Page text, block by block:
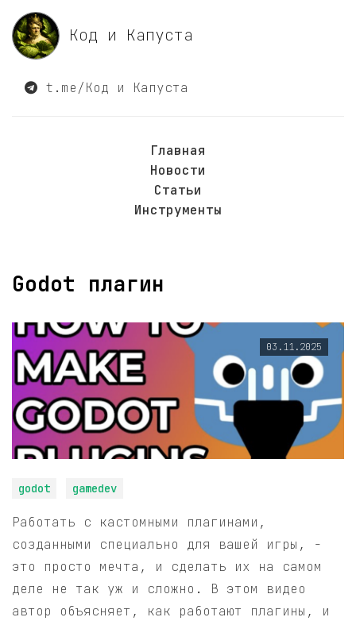
Код и Капуста
t.me/Код и Капуста
Главная
Новости
Статьи
Инструменты
Godot плагин
03.11.2025
godot gamedev
Работать с кастомными плагинами,
созданными специально для вашей игры, -
это просто мечта, и сделать их на самом
деле не так уж и сложно. В этом видео
автор объясняет, как работают плагины, и